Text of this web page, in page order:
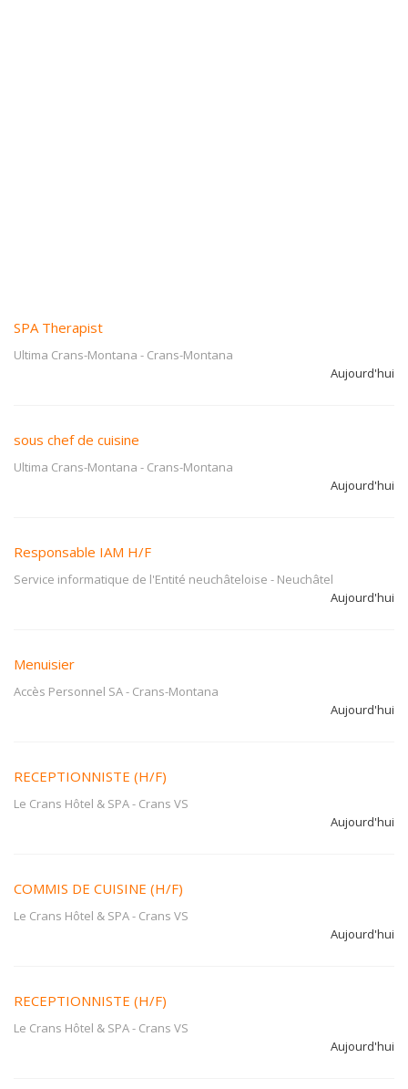
SPA Therapist
Ultima Crans-Montana - Crans-Montana
Aujourd'hui
sous chef de cuisine
Ultima Crans-Montana - Crans-Montana
Aujourd'hui
Responsable IAM H/F
Service informatique de l'Entité neuchâteloise - Neuchâtel
Aujourd'hui
Menuisier
Accès Personnel SA- Crans-Montana
Aujourd'hui
RECEPTIONNISTE (H/F)
Le Crans Hôtel & SPA- Crans VS
Aujourd'hui
COMMIS DE CUISINE (H/F)
Le Crans Hôtel & SPA- Crans VS
Aujourd'hui
RECEPTIONNISTE (H/F)
Le Crans Hôtel & SPA- Crans VS
Aujourd'hui